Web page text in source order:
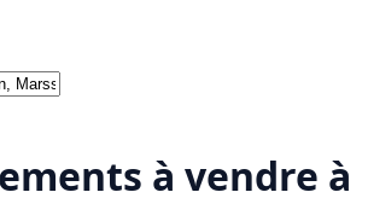
à vendre à